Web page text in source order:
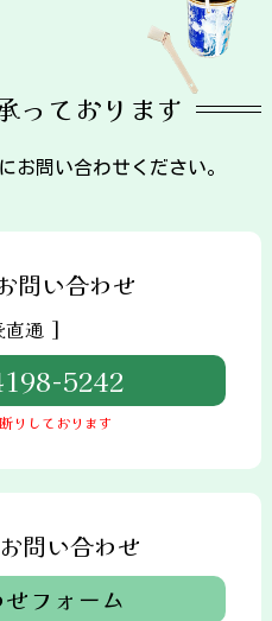
っております
お問い合わせください。
問い合わせ
直通 ]
5242
りしております
問い合わせ
フォーム